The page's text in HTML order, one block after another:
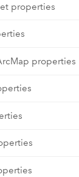
properties
properties